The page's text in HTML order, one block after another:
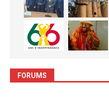
FORUMS